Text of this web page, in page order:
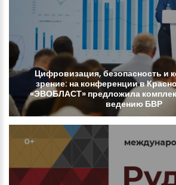
Цифровизация, безопасность и
зрение: на конференциив
«ЭВОБЛАСТ» предложила
ведению БВР